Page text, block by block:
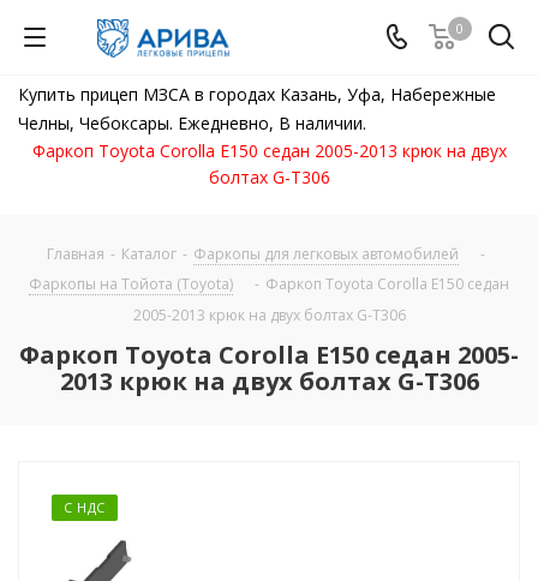
0
Купить прицеп МЗСА в городах Казань, Уфа, Набережные
Челны, Чебоксары. Ежедневно, В наличии.
Фаркоп Toyota Corolla E150 седан 2005-2013 крюк на двух
болтах G-T306
Главная - Каталог - Фаркопы для легковых автомобилей
-
Фаркопы на Тойота (Toyota)
- Фаркоп Toyota Corolla E150 седан
2005-2013 крюк на двух болтах G-T306
Фаркоп Toyota Corolla E150 седан 2005-
2013 крюк на двух болтах G-T306
С НДС